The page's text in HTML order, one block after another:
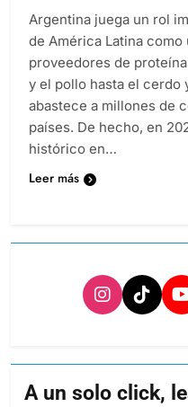
Argentina juega un rol
de América Latina
proveedores de
y el pollo hasta el cerdo
abastece a millones de
países. De hecho, en
histórico en…
Leer más
A un solo click,